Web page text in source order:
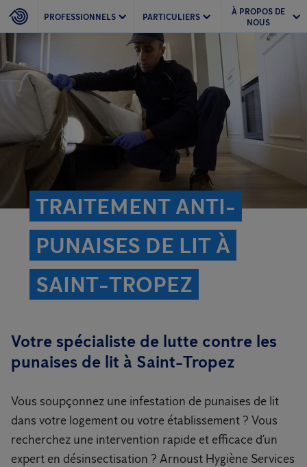
PROFESSIONNELS PARTICULIERS
À PROPOS DE
NOUS
TRAITEMENT ANTI-
PUNAISES DE LIT À
SAINT-TROPEZ
Votre spécialiste de lutte contre les
punaises de lit à Saint-Tropez
Vous soupçonnez une infestation de punaises de lit
dans votre logement ou votre établissement ? Vous
recherchez une intervention rapide et efficace d’un
expert en désinsectisation ? Arnoust Hygiène Services